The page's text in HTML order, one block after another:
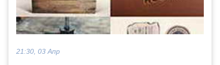
21:30, 03 Апр